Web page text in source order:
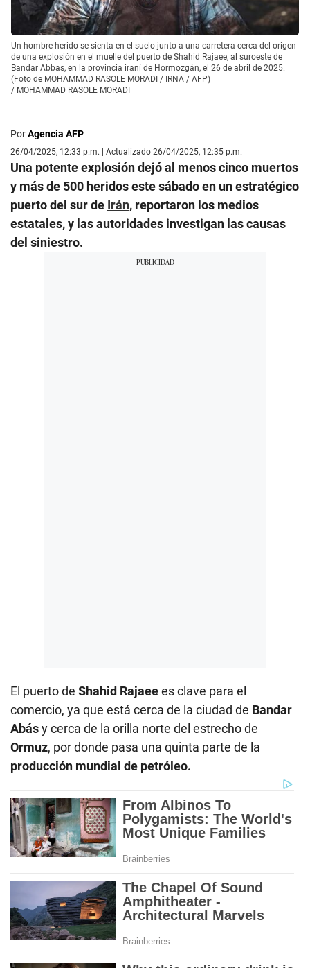
Un hombre herido se sienta en el suelo junto a una carretera cerca del origen
de una explosión en el muelle del puerto de Shahid Rajaee, al suroeste de
Bandar Abbas, en la provincia iraní de Hormozgán, el 26 de abril de 2025.
(Foto de MOHAMMAD RASOLE MORADI / IRNA / AFP)
/ MOHAMMAD RASOLE MORADI
PorAgencia AFP
26/04/2025, 12:33 p.m. | Actualizado 26/04/2025, 12:35 p.m.
Una potente explosión dejó al menos cinco muertos
y más de 500 heridos este sábado en un estratégico
puerto del sur de Irán, reportaron los medios
estatales, y las autoridades investigan las causas
del siniestro.
El puerto de Shahid Rajaeees clave para el
comercio, ya que está cerca de la ciudad de Bandar
Abásy cerca de la orilla norte del estrecho de
Ormuz, por donde pasa una quinta parte de la
producción mundial de petróleo.